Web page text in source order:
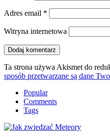
Adres email *
Witryna internetowa
Ta strona używa Akismet do
sposób przetwarzane są dane
Popular
Comments
Tags